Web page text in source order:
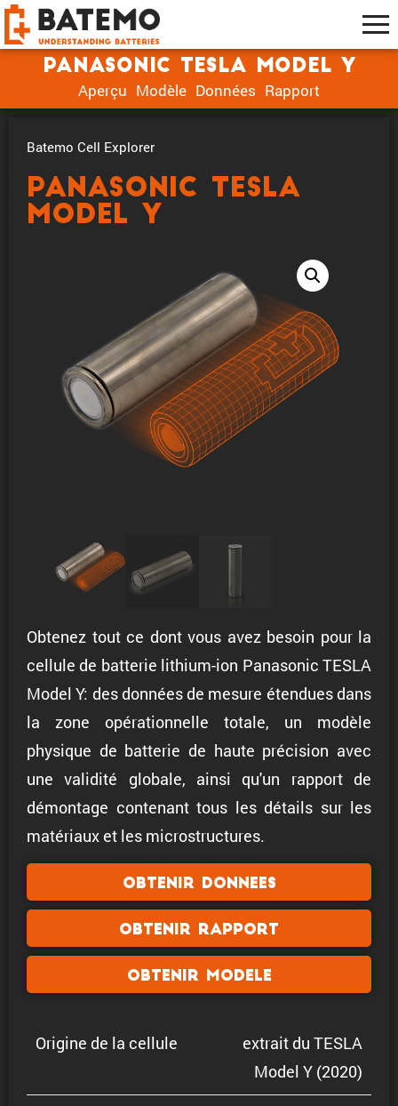
Panasonic TESLA Model Y
Aperçu Modèle Données Rapport
Batemo Cell Explorer
Panasonic TESLA
Model Y
Obtenez tout ce dont vous avez besoin pour la
cellule de batterie lithium-ion Panasonic TESLA
Model Y: des données de mesure étendues dans
la zone opérationnelle totale, un modèle
physique de batterie de haute précision avec
une validité globale, ainsi qu'un rapport de
démontage contenant tous les détails sur les
matériaux et les microstructures.
Obtenir donnees
Obtenir rapport
Obtenir modele
Origine de la cellule
extrait du TESLA
Model Y (2020)